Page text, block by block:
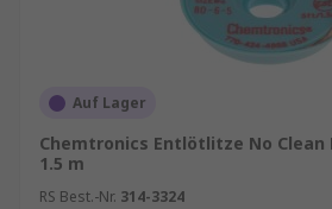
Auf Lager
Chemtronics Entlötlitze No Clean
1.5 m
RS Best.-Nr. 314-3324